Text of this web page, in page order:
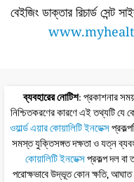
বেইজিং ডাক্তার রিচার্ড সেন্ট
ব্যবহারের নোটিশ: প্রকাশনার
নিশ্চিতকরণের কারণে এই তথ্যটি যে
ওয়ার্ল্ড এয়ার কোয়ালিটি ইনডেক্স
সমস্ত যুক্তিসঙ্গত দক্ষতা ও যত্ন
কোয়ালিটি ইনডেক্সপ্রকল্প দল বা
পরোক্ষভাবে উদ্ভূত কোন ক্ষতি, আঘাত